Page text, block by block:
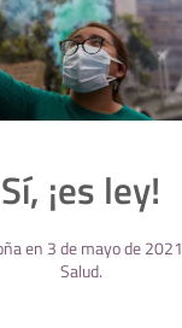
Sí, ¡es ley!
en 3 de mayo de 2021
Salud.